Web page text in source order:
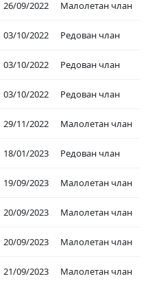
26/09/2022 Малолетан члан
03/10/2022 Редован члан
03/10/2022 Редован члан
03/10/2022 Редован члан
29/11/2022 Малолетан члан
18/01/2023 Редован члан
19/09/2023 Малолетан члан
20/09/2023 Малолетан члан
20/09/2023 Малолетан члан
21/09/2023 Малолетан члан